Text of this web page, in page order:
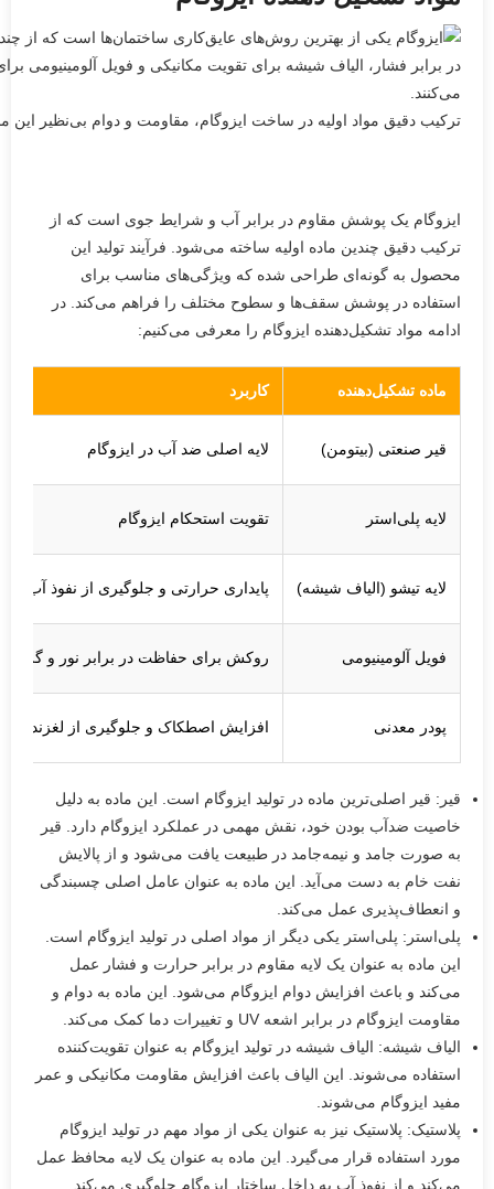
ترکیب دقیق مواد اولیه در ساخت ایزوگام، مقاومت و دوام بی‌نظیر
ایزوگام یک پوشش مقاوم در برابر آب و شرایط جوی است که از
ترکیب دقیق چندین ماده اولیه ساخته می‌شود. فرآیند تولید این
محصول به گونه‌ای طراحی شده که ویژگی‌های مناسب برای
استفاده در پوشش سقف‌ها و سطوح مختلف را فراهم می‌کند. در
ادامه مواد تشکیل‌دهنده ایزوگام را معرفی می‌کنیم:
ماده تشکیل‌دهنده کاربرد
قیر صنعتی (بیتومن) لایه اصلی ضد آب در ایزوگام
لایه پلی‌استر تقویت استحکام ایزوگام
لایه تیشو (الیاف شیشه) پایداری حرارتی و جلوگیری از نفوذ آب
فویل آلومینیومی روکش برای حفاظت در برابر نور و گرما
پودر معدنی افزایش اصطکاک و جلوگیری از لغزندگی
قیر: قیر اصلی‌ترین ماده در تولید ایزوگام است. این ماده به دلیل
خاصیت ضدآب بودن خود، نقش مهمی در عملکرد ایزوگام دارد. قیر
به صورت جامد و نیمه‌جامد در طبیعت یافت می‌شود و از پالایش
نفت خام به دست می‌آید. این ماده به عنوان عامل اصلی چسبندگی
و انعطاف‌پذیری عمل می‌کند.
پلی‌استر: پلی‌استر یکی دیگر از مواد اصلی در تولید ایزوگام است.
این ماده به عنوان یک لایه مقاوم در برابر حرارت و فشار عمل
می‌کند و باعث افزایش دوام ایزوگام می‌شود. این ماده به دوام و
مقاومت ایزوگام در برابر اشعه UV و تغییرات دما کمک می‌کند.
الیاف شیشه: الیاف شیشه در تولید ایزوگام به عنوان تقویت‌کننده
استفاده می‌شوند. این الیاف باعث افزایش مقاومت مکانیکی و عمر
مفید ایزوگام می‌شوند.
پلاستیک: پلاستیک نیز به عنوان یکی از مواد مهم در تولید ایزوگام
مورد استفاده قرار می‌گیرد. این ماده به عنوان یک لایه محافظ عمل
می‌کند و از نفوذ آب به داخل ساختار ایزوگام جلوگیری می‌کند.